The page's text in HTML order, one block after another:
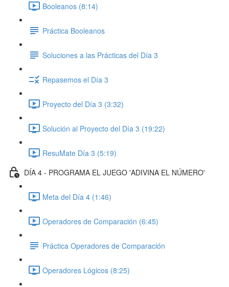
Booleanos (8:14)
Práctica Booleanos
Soluciones a las Prácticas del Día 3
Repasemos el Día 3
Proyecto del Día 3 (3:32)
Solución al Proyecto del Día 3 (19:22)
ResuMate Día 3 (5:19)
DÍA 4 - PROGRAMA EL JUEGO 'ADIVINA EL NÚMERO'
Meta del Día 4 (1:46)
Operadores de Comparación (6:45)
Práctica Operadores de Comparación
Operadores Lógicos (8:25)